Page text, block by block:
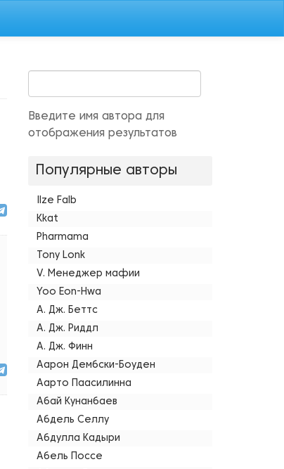
Введите имя автора для
отображения результатов
Популярные авторы
Ilze Falb
Kkat
Pharmama
Tony Lonk
V. Менеджер мафии
Yoo Eon-Hwa
А. Дж. Беттс
А. Дж. Риддл
А. Дж. Финн
Аарон Дембски-Боуден
Аарто Паасилинна
Абай Кунанбаев
Абдель Селлу
Абдулла Кадыри
Абель Поссе